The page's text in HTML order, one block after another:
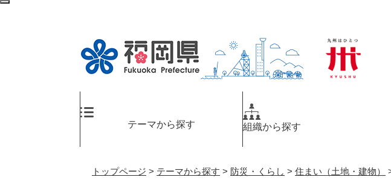
ペ
テーマから探す 組織から探す
トップページ > テーマから探す > 防災・くらし > 住まい（土地・建物）